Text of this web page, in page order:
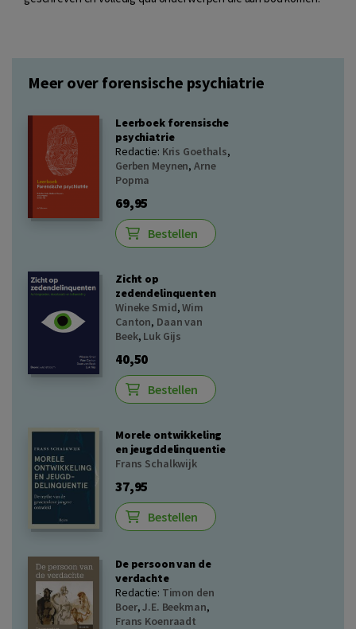
Meer over forensische psychiatrie
Leerboek forensische
psychiatrie
Redactie: Kris Goethals,
Gerben Meynen,Arne
Popma
69,95
Bestellen
Zicht op
zedendelinquenten
Wineke Smid,Wim
Canton, Daan van
Beek, Luk Gijs
40,50
Bestellen
Morele ontwikkeling
en jeugddelinquentie
Frans Schalkwijk
37,95
Bestellen
De persoon van de
verdachte
Redactie: Timon den
Boer,J.E. Beekman,
Frans Koenraadt